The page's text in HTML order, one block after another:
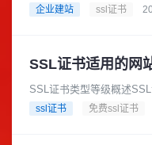
标在建设网站之前，公司
企业建站 ssl证书
SSL证书适用的网
SSL证书类型等级概述
书，是一种数字证书，用
ssl证书 免费ssl证书